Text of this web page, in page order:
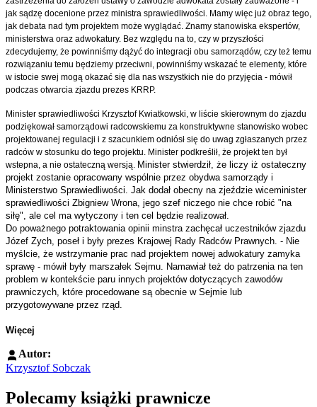
jak sądzę docenione przez ministra sprawiedliwości. Mamy więc już obraz tego,
jak debata nad tym projektem może wyglądać. Znamy stanowiska ekspertów,
ministerstwa oraz adwokatury. Bez względu na to, czy w przyszłości
zdecydujemy, że powinniśmy dążyć do integracji obu samorządów, czy też temu
rozwiązaniu temu będziemy przeciwni, powinniśmy wskazać te elementy, które
w istocie swej mogą okazać się dla nas wszystkich nie do przyjęcia - mówił
podczas otwarcia zjazdu prezes KRRP.
Minister sprawiedliwości Krzysztof Kwiatkowski, w liście skierownym do zjazdu
podziękował samorządowi radcowskiemu za konstruktywne stanowisko wobec
projektowanej regulacji i z szacunkiem odniósł się do uwag zgłaszanych przez
radców w stosunku do tego projektu. Minister podkreślił, że projekt ten był
wstepna, a nie ostateczną wersją. Minister stwierdził, że liczy iż ostateczny
projekt zostanie opracowany wspólnie przez obydwa samorządy i
Ministerstwo Sprawiedliwości. Jak dodał obecny na zjeździe wiceminister
sprawiedliwości Zbigniew Wrona, jego szef niczego nie chce robić "na
siłę", ale cel ma wytyczony i ten cel będzie realizował.
Do poważnego potraktowania opinii minstra zachęcał uczestników zjazdu
Józef Zych, poseł i były prezes Krajowej Rady Radców Prawnych. - Nie
myślcie, że wstrzymanie prac nad projektem nowej adwokatury zamyka
sprawę - mówił były marszałek Sejmu. Namawiał też do patrzenia na ten
problem w kontekście paru innych projektów dotyczących zawodów
prawniczych, które procedowane są obecnie w Sejmie lub
przygotowywane przez rząd.
Więcej
Autor:
Krzysztof Sobczak
Polecamy książki prawnicze